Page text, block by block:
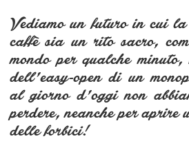
Vediamo un futuro in cui
caffè sia un rito sacro,
mondo per qualche
dell’easy-open di un
al giorno d’oggi non
perdere, neanche per aprire
delle forbici!